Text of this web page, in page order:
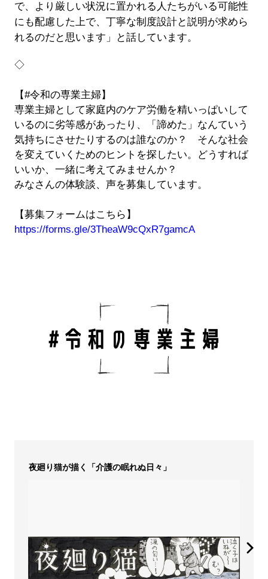
で、より厳しい状況に置かれる人たちがいる可能性
にも配慮した上で、丁寧な制度設計と説明が求めら
れるのだと思います」と話しています。
◇
【#令和の専業主婦】
専業主婦として家庭内のケア労働を精いっぱいして
いるのに劣等感があったり、「諦めた」なんていう
気持ちにさせたりするのは誰なのか？ そんな社会
を変えていくためのヒントを探したい。どうすれば
いいか、一緒に考えてみませんか？
みなさんの体験談、声を募集しています。
【募集フォームはこちら】
https://forms.gle/3TheaW9cQxR7gamcA
夜廻り猫が描く「介護の眠れぬ日々」